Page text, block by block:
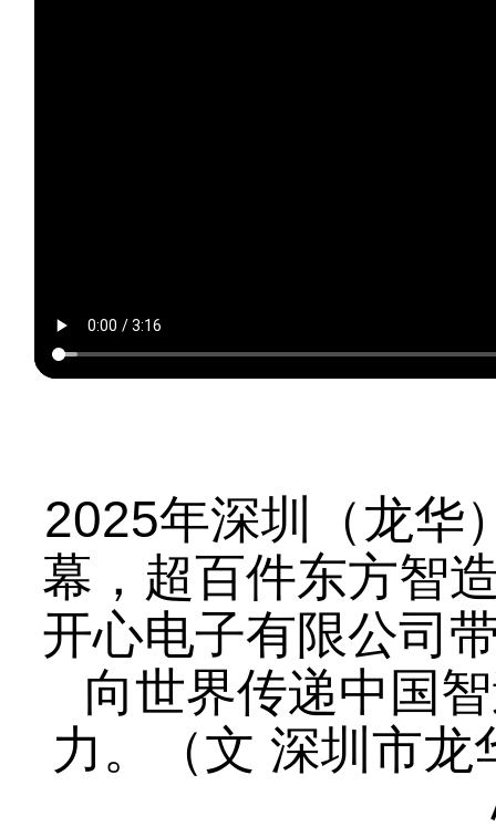
2025年深圳（龙华
幕，超百件东方智
开心电子有限公司
向世界传递中国
力。（文 深圳市